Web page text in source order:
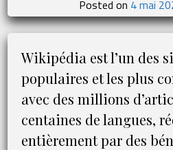
Posted on 4 mai
Wikipédia est l’un des
populaires et les plus
avec des millions
centaines de langues,
entièrement par des